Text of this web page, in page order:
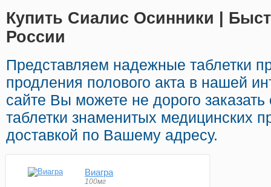
Купить Сиалис Осинники |
России
Представляем надежные таблетки
продления полового акта в нашей
сайте Вы можете не дорого
таблетки знаменитых медицинских
доставкой по Вашему адресу.
Виагра
100мг